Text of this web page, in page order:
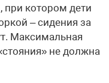
котором дети
– сидения за
Максимальная
не должна